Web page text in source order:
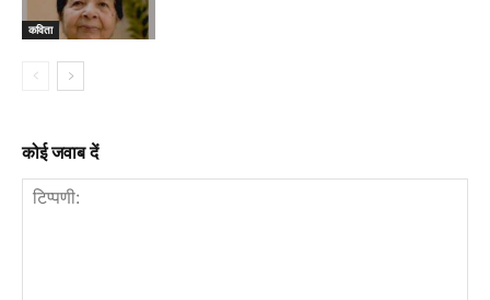
कविता
कोई जवाब दें